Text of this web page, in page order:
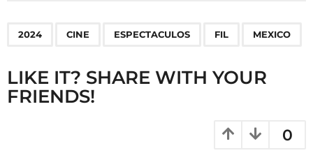
i
n
2024 CINE ESPECTACULOS FIL MEXICO
LIKE IT? SHARE WITH YOUR
FRIENDS!
0